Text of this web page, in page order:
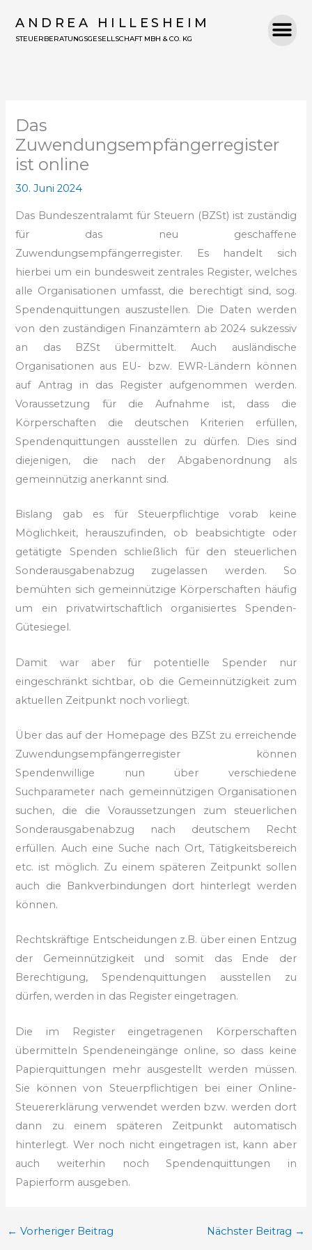
InhaltANDREA HILLESHEIM
STEUERBERATUNGSGESELLSCHAFT MBH & CO. KG
Das
Zuwendungsempfängerregister
ist online
30. Juni 2024
Das Bundeszentralamt für Steuern (BZSt) ist zuständig
für das neu geschaffene
Zuwendungsempfängerregister. Es handelt sich
hierbei um ein bundesweit zentrales Register, welches
alle Organisationen umfasst, die berechtigt sind, sog.
Spendenquittungen auszustellen. Die Daten werden
von den zuständigen Finanzämtern ab 2024 sukzessiv
an das BZSt übermittelt. Auch ausländische
Organisationen aus EU- bzw. EWR-Ländern können
auf Antrag in das Register aufgenommen werden.
Voraussetzung für die Aufnahme ist, dass die
Körperschaften die deutschen Kriterien erfüllen,
Spendenquittungen ausstellen zu dürfen. Dies sind
diejenigen, die nach der Abgabenordnung als
gemeinnützig anerkannt sind.
Bislang gab es für Steuerpflichtige vorab keine
Möglichkeit, herauszufinden, ob beabsichtigte oder
getätigte Spenden schließlich für den steuerlichen
Sonderausgabenabzug zugelassen werden. So
bemühten sich gemeinnützige Körperschaften häufig
um ein privatwirtschaftlich organisiertes Spenden-
Gütesiegel.
Damit war aber für potentielle Spender nur
eingeschränkt sichtbar, ob die Gemeinnützigkeit zum
aktuellen Zeitpunkt noch vorliegt.
Über das auf der Homepage des BZSt zu erreichende
Zuwendungsempfängerregister können
Spendenwillige nun über verschiedene
Suchparameter nach gemeinnützigen Organisationen
suchen, die die Voraussetzungen zum steuerlichen
Sonderausgabenabzug nach deutschem Recht
erfüllen. Auch eine Suche nach Ort, Tätigkeitsbereich
etc. ist möglich. Zu einem späteren Zeitpunkt sollen
auch die Bankverbindungen dort hinterlegt werden
können.
Rechtskräftige Entscheidungen z.B. über einen Entzug
der Gemeinnützigkeit und somit das Ende der
Berechtigung, Spendenquittungen ausstellen zu
dürfen, werden in das Register eingetragen.
Die im Register eingetragenen Körperschaften
übermitteln Spendeneingänge online, so dass keine
Papierquittungen mehr ausgestellt werden müssen.
Sie können von Steuerpflichtigen bei einer Online-
Steuererklärung verwendet werden bzw. werden dort
dann zu einem späteren Zeitpunkt automatisch
hinterlegt. Wer noch nicht eingetragen ist, kann aber
auch weiterhin noch Spendenquittungen in
Papierform ausgeben.
← Vorheriger Beitrag Nächster Beitrag →